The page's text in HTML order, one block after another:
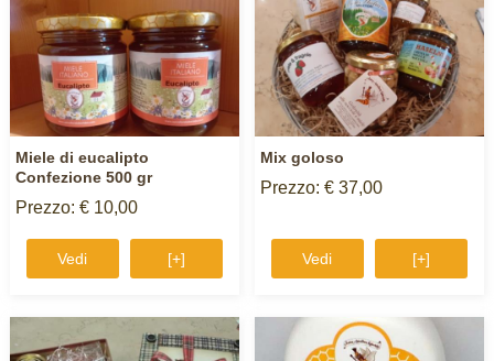
Miele di eucalipto
Confezione 500 gr
Prezzo: € 10,00
Vedi [+]
Mix goloso
Prezzo: € 37,00
Vedi [+]